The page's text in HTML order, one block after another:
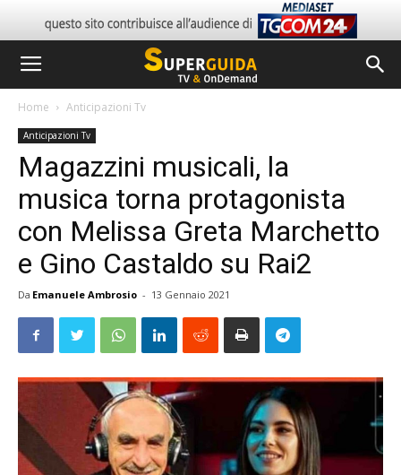
Home Anticipazioni Tv
Anticipazioni Tv
Magazzini musicali, la
musica torna protagonista
con Melissa Greta Marchetto
e Gino Castaldo su Rai2
Da Emanuele Ambrosio - 13 Gennaio 2021